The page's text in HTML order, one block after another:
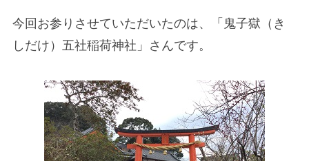
今回お参りさせていただいたのは、「鬼子獄（き
しだけ）五社稲荷神社」さんです。